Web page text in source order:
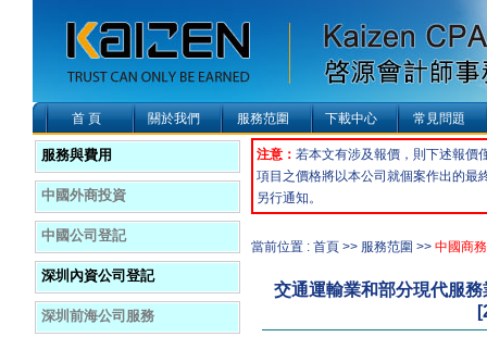
首 頁 關於我們 服務范圍 下載中心 常見問題
服務與費用
中國外商投資
中國公司登記
深圳內資公司登記
深圳前海公司服務
注意： 若本文有涉及報價，則下述報價
項目之價格將以本公司就個案作出的最
另行通知。
當前位置 : 首頁 >> 服務范圍 >> 中國商
交通運輸業和部分現代服